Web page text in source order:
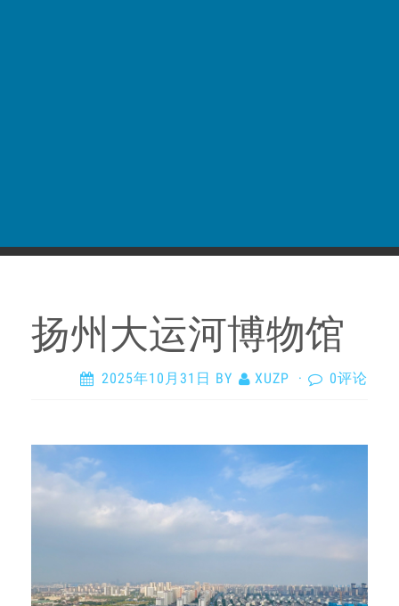
扬州大运河博物馆
2025年10月31日 BY XUZP · 0评论